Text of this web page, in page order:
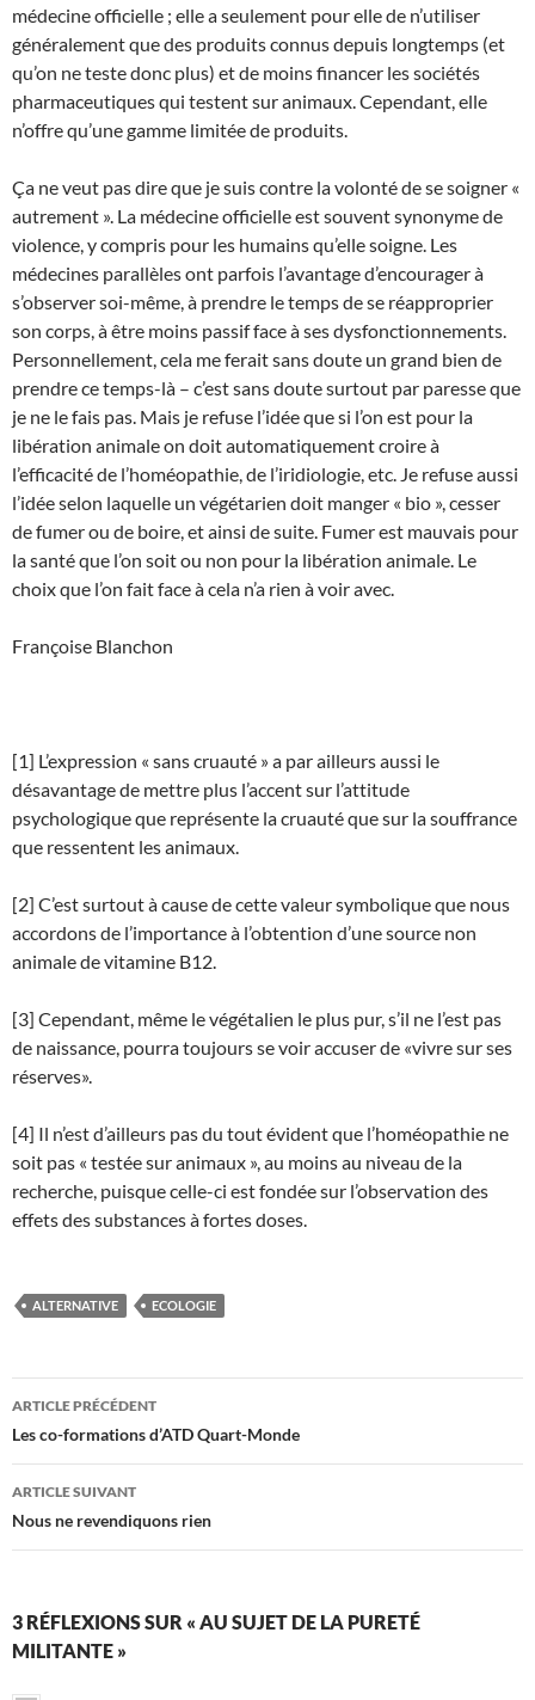
médecine officielle ; elle a seulement pour elle de n’utiliser
généralement que des produits connus depuis longtemps (et
qu’on ne teste donc plus) et de moins financer les sociétés
pharmaceutiques qui testent sur animaux. Cependant, elle
n’offre qu’une gamme limitée de produits.
Ça ne veut pas dire que je suis contre la volonté de se soigner «
autrement ». La médecine officielle est souvent synonyme de
violence, y compris pour les humains qu’elle soigne. Les
médecines parallèles ont parfois l’avantage d’encourager à
s’observer soi-même, à prendre le temps de se réapproprier
son corps, à être moins passif face à ses dysfonctionnements.
Personnellement, cela me ferait sans doute un grand bien de
prendre ce temps-là – c’est sans doute surtout par paresse que
je ne le fais pas. Mais je refuse l’idée que si l’on est pour la
libération animale on doit automatiquement croire à
l’efficacité de l’homéopathie, de l’iridiologie, etc. Je refuse aussi
l’idée selon laquelle un végétarien doit manger « bio », cesser
de fumer ou de boire, et ainsi de suite. Fumer est mauvais pour
la santé que l’on soit ou non pour la libération animale. Le
choix que l’on fait face à cela n’a rien à voir avec.
Françoise Blanchon
[1] L’expression « sans cruauté » a par ailleurs aussi le
désavantage de mettre plus l’accent sur l’attitude
psychologique que représente la cruauté que sur la souffrance
que ressentent les animaux.
[2] C’est surtout à cause de cette valeur symbolique que nous
accordons de l’importance à l’obtention d’une source non
animale de vitamine B12.
[3] Cependant, même le végétalien le plus pur, s’il ne l’est pas
de naissance, pourra toujours se voir accuser de «vivre sur ses
réserves».
[4] Il n’est d’ailleurs pas du tout évident que l’homéopathie ne
soit pas « testée sur animaux », au moins au niveau de la
recherche, puisque celle-ci est fondée sur l’observation des
effets des substances à fortes doses.
ALTERNATIVE ECOLOGIE
Navigation
des
articles
ARTICLE PRÉCÉDENT
Les co-formations d’ATD Quart-Monde
ARTICLE SUIVANT
Nous ne revendiquons rien
3 RÉFLEXIONS SUR « AU SUJET DE LA PURETÉ
MILITANTE »